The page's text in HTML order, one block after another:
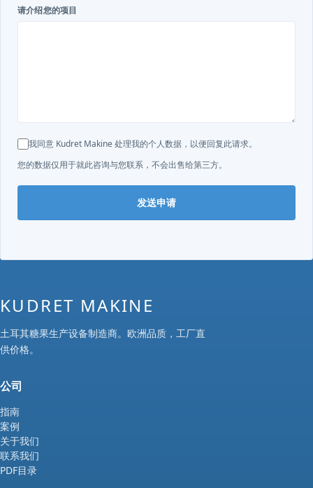
请介绍您的项目
我同意 Kudret Makine 处理我的个人数据，以便回复此请求。
您的数据仅用于就此咨询与您联系，不会出售给第三方。
发送申请
KUDRET MAKINE
土耳其糖果生产设备制造商。欧洲品质，工厂直
供价格。
公司
指南
案例
关于我们
联系我们
PDF目录